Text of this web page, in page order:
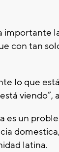
importante
con tan
lo que
viendo”,
es un
latina.